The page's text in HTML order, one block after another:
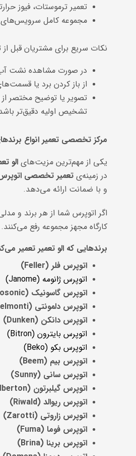
تعمیر ترموستات، فیوز
مجموعه کامل سرویس‌های
نکات سریع برای مشتریان قبل
در صورت مشاهده نشت آب،
از باز کردن برد یا
تصویر یا توضیح مختصر
تشخیص اولیه دقیق‌تر
مرکز تخصصی تعمیر انواع
یکی از مهم‌ترین مزیت‌هایالو
در زمینه‌یتعمیر تخصصی
و با ضمانت ارائه می‌دهد.
اگر اتوپرس شما از هر برند و
کارگاه مجهز مجموعه رفع
برندهایی که الو تعمیر تعمیر
اتوپرس فلر (Feller)
اتوپرس ژانومه (Janome)
اتوپرس گاسونیک (Gosonic)
اتوپرس دلمونتی (Delmonti)
اتوپرس دانکن (Dunken)
اتوپرس بایترون (Bitron)
اتوپرس بکو (Beko)
اتوپرس بیم (Beem)
اتوپرس سانی (Sunny)
اتوپرس گیلبرتون (Gilberton)
اتوپرس ریوالد (Riwald)
اتوپرس زاروتی (Zarotti)
اتوپرس فوما (Fuma)
اتوپرس برینا (Brina)